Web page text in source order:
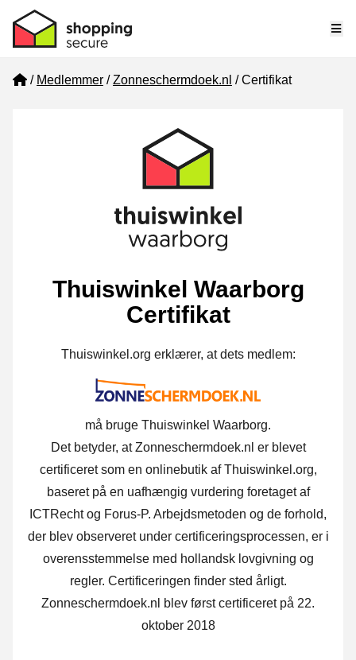
Home
Medlemmer Zonneschermdoek.nl Certifikat
Thuiswinkel Waarborg
Certifikat
Thuiswinkel.org erklærer, at dets medlem:
må bruge Thuiswinkel Waarborg.
Det betyder, at Zonneschermdoek.nl er blevet
certificeret som en onlinebutik af Thuiswinkel.org,
baseret på en uafhængig vurdering foretaget af
ICTRecht og Forus-P. Arbejdsmetoden og de forhold,
der blev observeret under certificeringsprocessen, er i
overensstemmelse med hollandsk lovgivning og
regler. Certificeringen finder sted årligt.
Zonneschermdoek.nl blev først certificeret på 22.
oktober 2018